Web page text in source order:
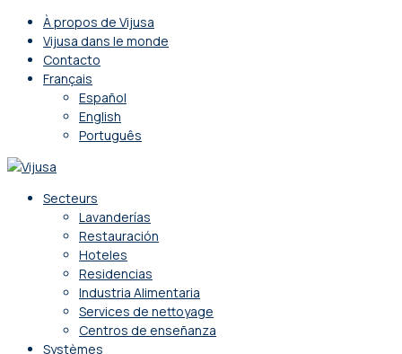
À propos de Vijusa
Vijusa dans le monde
Contacto
Français
Español
English
Português
Secteurs
Lavanderías
Restauración
Hoteles
Residencias
Industria Alimentaria
Services de nettoyage
Centros de enseñanza
Systèmes